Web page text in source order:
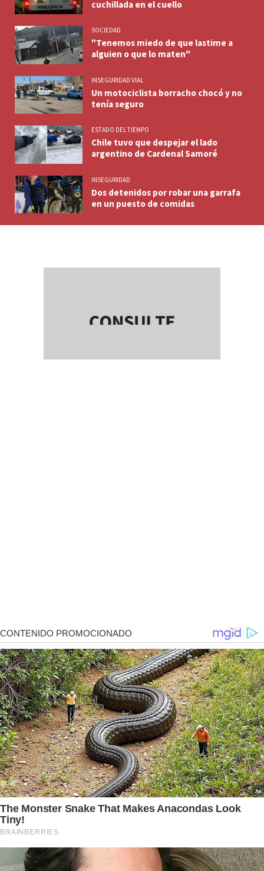
cuchillada en el cuello
SOCIEDAD
"Tenemos miedo de que lastime a
alguien o que lo maten"
INSEGURIDAD VIAL
Un motociclista borracho chocó y no
tenía seguro
ESTADO DEL TIEMPO
Chile tuvo que despejar el lado
argentino de Cardenal Samoré
INSEGURIDAD
Dos detenidos por robar una garrafa
en un puesto de comidas